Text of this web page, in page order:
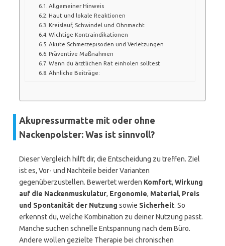
Allgemeiner Hinweis
Haut und lokale Reaktionen
Kreislauf, Schwindel und Ohnmacht
Wichtige Kontraindikationen
Akute Schmerzepisoden und Verletzungen
Präventive Maßnahmen
Wann du ärztlichen Rat einholen solltest
Ähnliche Beiträge:
Akupressurmatte mit oder ohne
Nackenpolster: Was ist sinnvoll?
Dieser Vergleich hilft dir, die Entscheidung zu treffen. Ziel
ist es, Vor- und Nachteile beider Varianten
gegenüberzustellen. Bewertet werden Komfort, Wirkung
auf die Nackenmuskulatur, Ergonomie, Material, Preis
und Spontanität der Nutzung sowie Sicherheit. So
erkennst du, welche Kombination zu deiner Nutzung passt.
Manche suchen schnelle Entspannung nach dem Büro.
Andere wollen gezielte Therapie bei chronischen